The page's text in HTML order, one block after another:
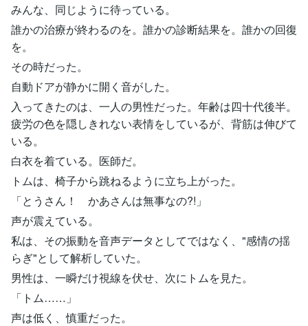
みんな、同じように待っている。
誰かの治療が終わるのを。誰かの診断結果を。誰かの回復
を。
その時だった。
自動ドアが静かに開く音がした。
入ってきたのは、一人の男性だった。年齢は四十代後半。
疲労の色を隠しきれない表情をしているが、背筋は伸びて
いる。
白衣を着ている。医師だ。
トムは、椅子から跳ねるように立ち上がった。
「とうさん！ かあさんは無事なの?!」
声が震えている。
私は、その振動を音声データとしてではなく、"感情の揺
らぎ"として解析していた。
男性は、一瞬だけ視線を伏せ、次にトムを見た。
「トム……」
声は低く、慎重だった。